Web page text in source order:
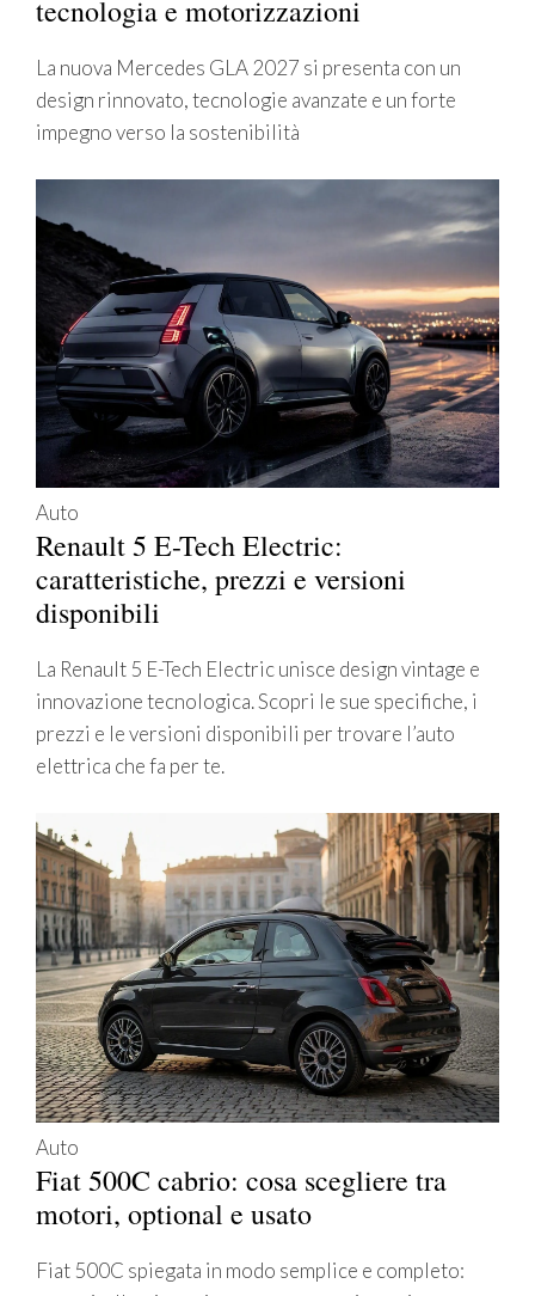
tecnologia e motorizzazioni
La nuova Mercedes GLA 2027 si presenta con un
design rinnovato, tecnologie avanzate e un forte
impegno verso la sostenibilità
Auto
Renault 5 E-Tech Electric:
caratteristiche, prezzi e versioni
disponibili
La Renault 5 E-Tech Electric unisce design vintage e
innovazione tecnologica. Scopri le sue specifiche, i
prezzi e le versioni disponibili per trovare l’auto
elettrica che fa per te.
Auto
Fiat 500C cabrio: cosa scegliere tra
motori, optional e usato
Fiat 500C spiegata in modo semplice e completo: